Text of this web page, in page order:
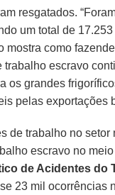
resgatados.
um total de 17.253
mostra como
trabalho escravo
os grandes
pelas exportações
de trabalho no setor
escravo no
de Acidentes do
23 mil ocorrências